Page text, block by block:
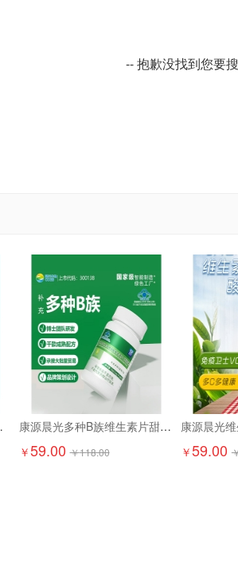
-- 抱歉没找到您要
门）
康源晨光多种B族维生素片甜橙味（两瓶装）
￥59.00 ￥118.00
￥59.00